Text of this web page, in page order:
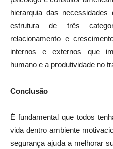
hierarquia das
estrutura de três
relacionamento e
internos e externos que
humano e a produtividade no
Conclusão
É fundamental que todos
vida dentro ambiente
segurança ajuda a melhorar